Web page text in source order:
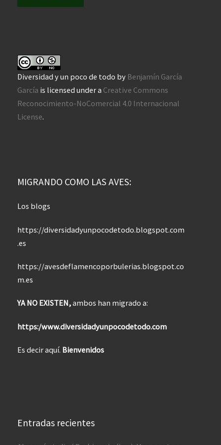
Diversidad y un poco de todo by Benjamín García
García is licensed under a Creative Commons
Reconocimiento-NoComercial 4.0 Internacional
License.
MIGRANDO COMO LAS AVES:
Los blogs
https://diversidadyunpocodetodo.blogspot.com
.es
https://avesdeflamencoporbulerias.blogspot.co
m.es
YA NO EXISTEN,ambos han migrado a:
https:/www.diversidadyunpocodetodo.com
Es decir aquí. Bienvenidos
Entradas recientes